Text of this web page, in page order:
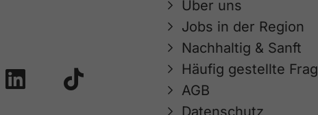
Über uns
Jobs in der Region
Nachhaltig & Sanft
Häufig gestellte
AGB
Datenschutz